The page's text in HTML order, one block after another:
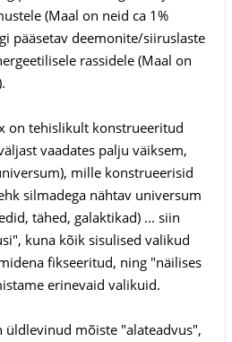
(Maal on neid ca 1%
pääsetav deemonite/siiruslaste
rassidele (Maal on
on tehislikult konstrueeritud
vaadates palju väiksem,
mille konstrueerisid
silmadega nähtav universum
tähed, galaktikad) ... siin
kuna kõik sisulised valikud
fikseeritud, ning "näilises
erinevaid valikuid.
mõiste "alateadvus",